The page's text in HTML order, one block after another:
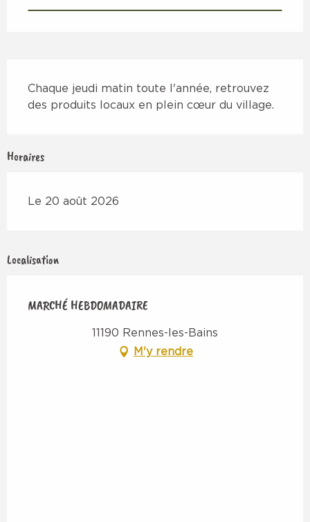
Chaque jeudi matin toute l'année, retrouvez
des produits locaux en plein cœur du village.
Horaires
Le 20 août 2026
Localisation
MARCHÉ HEBDOMADAIRE
11190 Rennes-les-Bains
M'y rendre